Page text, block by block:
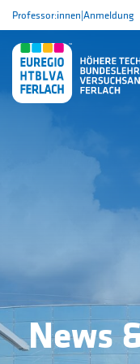
Professor:innen|Anmeldung
News